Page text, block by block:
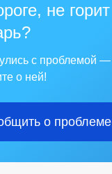
не горит
с проблемой —
о ней!
о проблеме